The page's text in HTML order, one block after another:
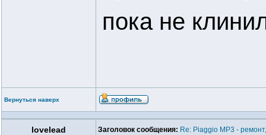
пока не
Вернуться наверх
lovelead Заголовок сообщения: Re: Piaggio MP3 -